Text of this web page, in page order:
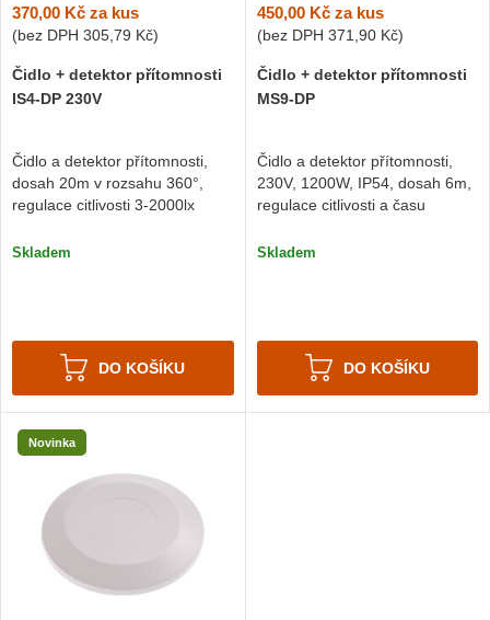
370,00 Kč za kus
(bez DPH 305,79 Kč)
Čidlo + detektor přítomnosti
IS4-DP 230V
Čidlo a detektor přítomnosti,
dosah 20m v rozsahu 360°,
regulace citlivosti 3-2000lx
Skladem
DO KOŠÍKU
450,00 Kčza kus
(bez DPH 371,90 Kč)
Čidlo + detektor přítomnosti
MS9-DP
Čidlo a detektor přítomnosti,
230V, 1200W, IP54, dosah 6m,
regulace citlivosti a času
Skladem
DO KOŠÍKU
Novinka